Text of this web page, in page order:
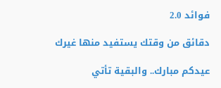
فوائد 2.0
دقائق من وقتك يستفيد منها غيرك
عيدكم مبارك.. والبقية تأتي